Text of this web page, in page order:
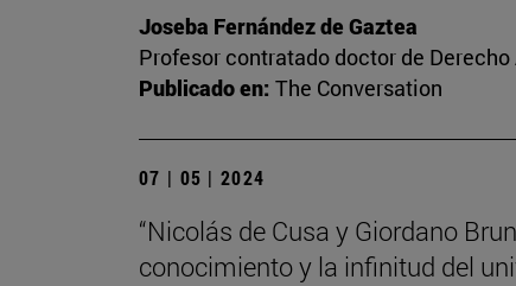
Joseba Fernández de Gaztea
Profesor contratado doctor de
Publicado en: The Conversation
07 | 05 | 2024
“Nicolás de Cusa y Giordano
conocimiento y la infinitud del